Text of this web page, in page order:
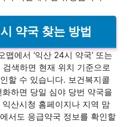
약국 찾는 방법
맵에서 ‘익산 24시 약국’ 또는
검색하면 현재 위치 기준으로
할 수 있습니다. 보건복지콜
하면 당일 심야 당번 약국을
산시청 홈페이지나 지역 맘
서도 응급약국 정보를 확인할